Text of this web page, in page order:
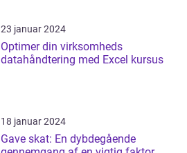
23 januar 2024
Optimer din virksomheds
datahåndtering med Excel kursus
18 januar 2024
Gave skat: En dybdegående